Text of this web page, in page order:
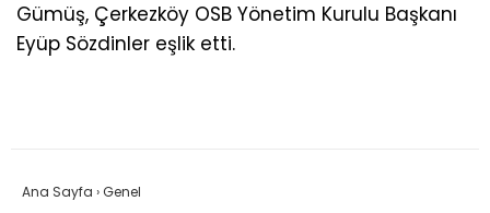
Gümüş, Çerkezköy OSB Yönetim Kurulu Başkanı
Eyüp Sözdinler eşlik etti.
Ana Sayfa ›Genel